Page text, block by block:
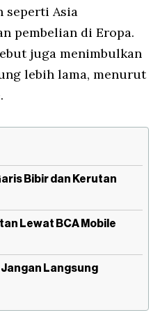
seperti Asia
pembelian di Eropa.
juga menimbulkan
lebih lama, menurut
Bibir dan Kerutan
Lewat BCA Mobile
Jangan Langsung